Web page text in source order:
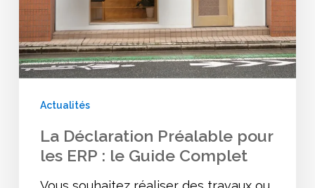
ERP
:
le
Actualités
La Déclaration Préalable pour
les ERP : le Guide Complet